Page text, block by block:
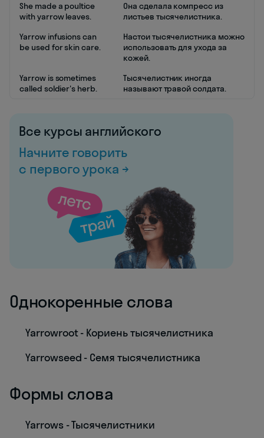
She made a poultice
with yarrow leaves.
Она сделала компресс из
листьев тысячелистника.
Yarrow infusions can
be used for skin care.
Настои тысячелистника можно
использовать для ухода за
кожей.
Yarrow is sometimes
called soldier's herb.
Тысячелистник иногда
называют травой солдата.
Все курсы английского
Начните говорить
с первого урока →
Однокоренные слова
Yarrowroot - Кориень тысячелистника
Yarrowseed - Семя тысячелистника
Формы слова
Yarrows - Тысячелистники